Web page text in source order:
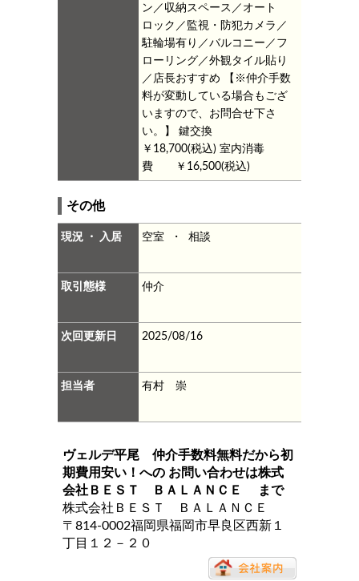
ン／収納スペース／オート
ロック／監視・防犯カメラ／
駐輪場有り／バルコニー／フ
ローリング／外観タイル貼り
／店長おすすめ
【※仲介手数
料が変動している場合もござ
いますので、お問合せ下さ
い。】
鍵交換
￥18,700(税込) 室内消毒
費 ￥16,500(税込)
その他
現況 ・ 入居 空室 ・ 相談
取引態様 仲介
次回更新日 2025/08/16
担当者 有村 崇
ヴェルデ平尾 仲介手数料無料だから初
期費用安い！
への お問い合わせは株式
会社ＢＥＳＴ ＢＡＬＡＮＣＥ
まで
株式会社ＢＥＳＴ ＢＡＬＡＮＣＥ
〒814-0002福岡県福岡市早良区西新１
丁目１２－２０